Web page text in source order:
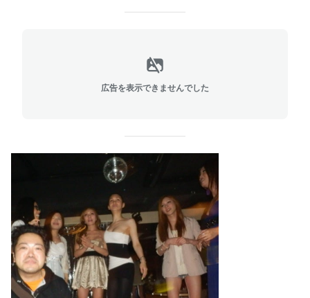
広告を表示できませんでした